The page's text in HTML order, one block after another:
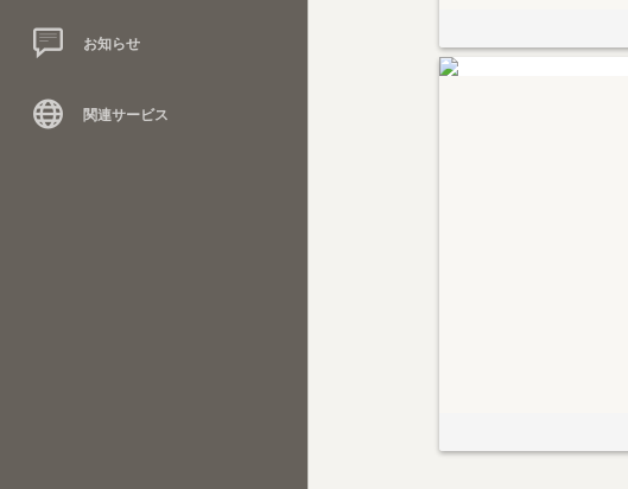
お知らせ
関連サービス